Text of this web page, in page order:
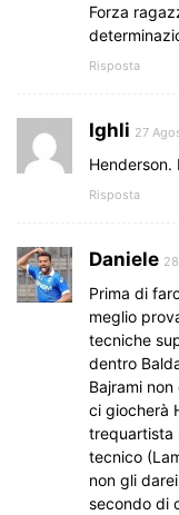
Forza
Risposta
Ighli 27
Henderson.
Risposta
Daniele
Prima di
meglio
tecniche
dentro
Bajrami
ci giocherà
trequartista
tecnico
non gli
secondo di